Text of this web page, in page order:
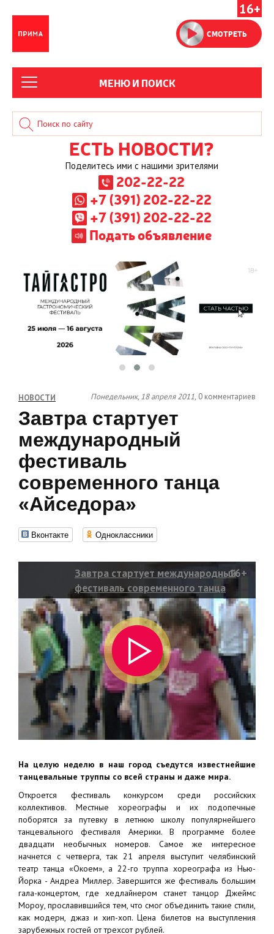
16+
СМОТРЕТЬ
МЕНЮ И ПОИСК
ЕСТЬ НОВОСТИ?
Поделитесь ими с нашими зрителями
202-22-22
+7 (391) 202-22-22
+7 (391) 202-22-22
Подать объявление
НОВОСТИ Понедельник, 18 апреля 2011, 0 комментариев
Завтра стартует
международный
фестиваль
современного танца
«Айседора»
Вконтакте Одноклассники
Завтра стартует международный
фестиваль современного танца
«Айседора»
16+
На целую неделю в наш город съедутся известнейшие
танцевальные труппы со всей страны и даже мира.
Откроется фестиваль конкурсом среди российских
коллективов. Местные хореографы и их подопечные
поборятся за путевку в летнюю школу популярнейшего
танцевального фестиваля Америки. В программе более
двадцати необычных номеров. Самое же интересное
начнется с четверга, так 21 апреля выступит челябинский
театр танца «Окоем», а 22-го труппа хореографа из Нью-
Йорка - Андреа Миллер. Завершится же фестиваль большим
гала-концертом, где хедлайнером станет танцор Джеймс
Мороу, прославившийся тем, что смог объединить такие стили,
как модерн, джаз и хип-хоп. Цена билетов на выступления
зарубежных гостей от трехсот рублей.